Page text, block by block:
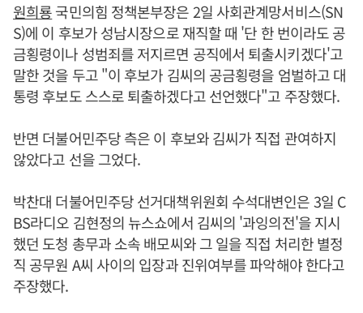
원희룡국민의힘 정책본부장은 2일 사회관계망서비스(SN
S)에 이 후보가 성남시장으로 재직할 때 '단 한 번이라도 공
금횡령이나 성범죄를 저지르면 공직에서 퇴출시키겠다'고
말한 것을 두고 "이 후보가 김씨의 공금횡령을 엄벌하고 대
통령 후보도 스스로 퇴출하겠다고 선언했다"고 주장했다.
반면 더불어민주당 측은 이 후보와 김씨가 직접 관여하지
않았다고 선을 그었다.
박찬대 더불어민주당 선거대책위원회 수석대변인은 3일 C
BS라디오 김현정의 뉴스쇼에서 김씨의 '과잉의전'을 지시
했던 도청 총무과 소속 배모씨와 그 일을 직접 처리한 별정
직 공무원 A씨 사이의 입장과 진위여부를 파악해야 한다고
주장했다.